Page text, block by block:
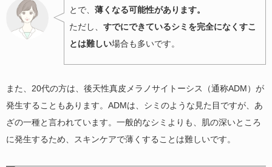
とで、 薄くなる可能性があります。
ただし、 すでにできているシミを完全になくすこ
とは難しい場合も多いです。
また、20代の方は、後天性真皮メラノサイトーシス（通称ADM）が
発生することもあります。ADMは、シミのような見た目ですが、あ
ざの一種と言われています。一般的なシミよりも、肌の深いところ
に発生するため、スキンケアで薄くすることは難しいです。